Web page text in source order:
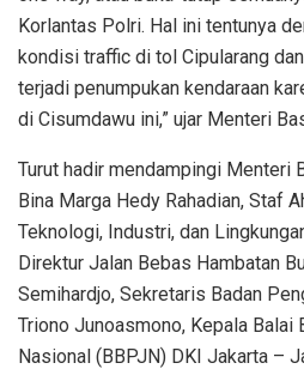
Korlantas Polri. Hal ini tentunya
kondisi traffic di tol Cipularang
terjadi penumpukan kendaraan
di Cisumdawu ini,” ujar Menteri
Turut hadir mendampingi Menteri
Bina Marga Hedy Rahadian, Staf
Teknologi, Industri, dan
Direktur Jalan Bebas Hambatan
Semihardjo, Sekretaris Badan
Triono Junoasmono, Kepala Balai
Nasional (BBPJN) DKI Jakarta –